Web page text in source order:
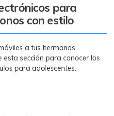
para
con estilo
a tus hermanos
esta sección para conocer los
para adolescentes.